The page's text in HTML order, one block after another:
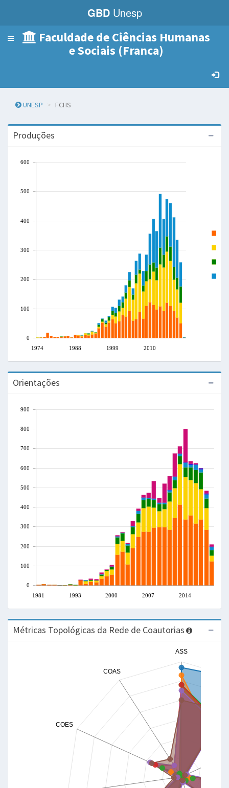
GBDUnesp
Menu
Faculdade de Ciências Humanas
e Sociais (Franca)
UNESP FCHS
Produções
1974 1988 1999 2010
0
100
200
300
400
500
600
Orientações
1981 1993 2000 2007 2014
0
100
200
300
400
500
600
700
800
900
Métricas Topológicas da Rede de Coautorias
ASS
COAS
COES